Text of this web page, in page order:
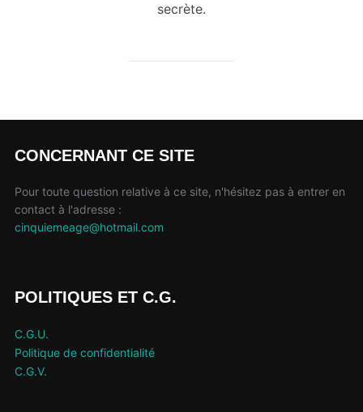
secrète.
CONCERNANT CE SITE
Pour toute question relative à ce site, n'hésitez pas à entrer en
contact à l'adresse :
cinquiemeage@hotmail.com
POLITIQUES ET C.G.
C.G.U.
Politique de confidentialité
C.G.V.